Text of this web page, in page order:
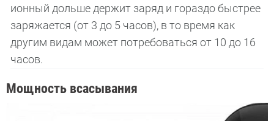
ионный дольше держит заряд и гораздо быстрее
заряжается (от 3 до 5 часов), в то время как
другим видам может потребоваться от 10 до 16
часов.
Мощность всасывания